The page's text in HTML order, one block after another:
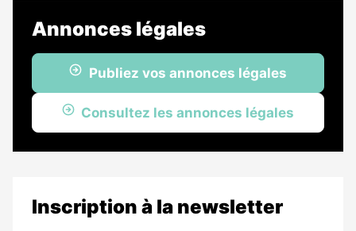
Annonces légales
Publiez vos annonces légales
Consultez les annonces légales
Inscription à la newsletter